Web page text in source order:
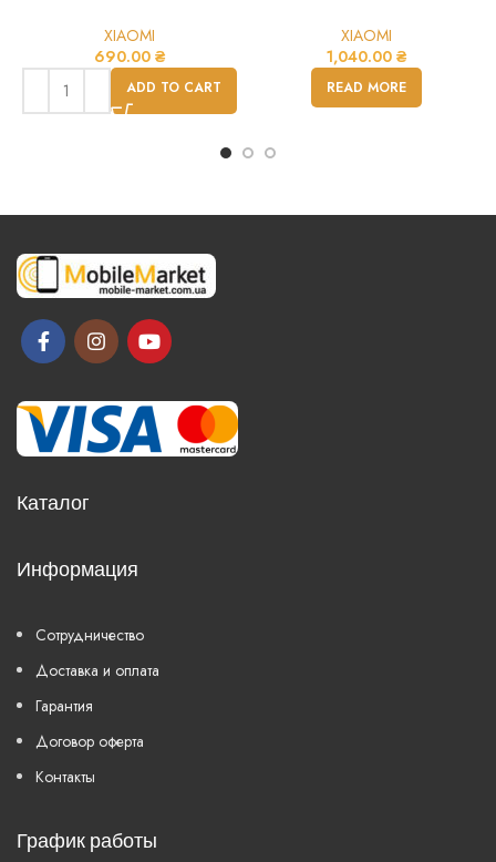
XIAOMI
690.00 ₴
ADD TO CART
XIAOMI
1,040.00 ₴
READ MORE
Каталог
Информация
Сотрудничество
Доставка и оплата
Гарантия
Договор оферта
Контакты
График работы